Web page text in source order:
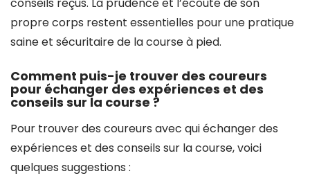
propre corps restent essentielles pour une pratique
saine et sécuritaire de la course à pied.
Comment puis-je trouver des coureurs
pour échanger des expériences et des
conseils sur la course ?
Pour trouver des coureurs avec qui échanger des
expériences et des conseils sur la course, voici
quelques suggestions :